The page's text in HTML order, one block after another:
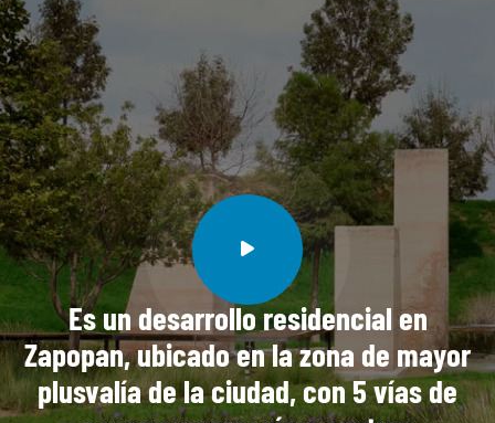
Es un desarrollo residencial en
Zapopan, ubicado en la zona de mayor
plusvalía de la ciudad, con 5 vías de